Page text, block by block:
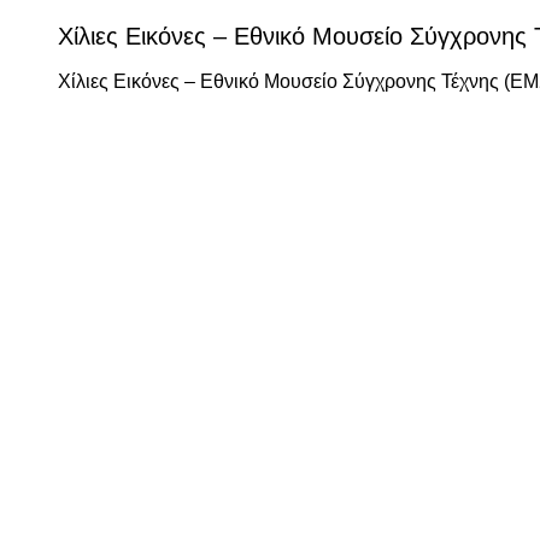
Χίλιες Εικόνες – Εθνικό Μουσείο
Χίλιες Εικόνες – Εθνικό Μουσείο Σύγχρονης Τέχνης